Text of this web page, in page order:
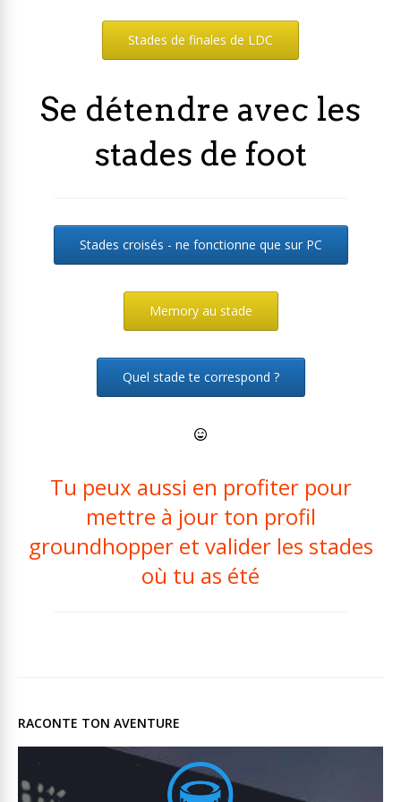
Stades de finales de LDC
Se détendre avec les
stades de foot
Stades croisés - ne fonctionne que sur PC
Memory au stade
Quel stade te correspond ?
Tu peux aussi en profiter pour
mettre à jour ton profil
groundhopper et valider les stades
où tu as été
RACONTE TON AVENTURE